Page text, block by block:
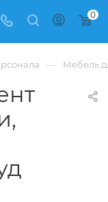
0
— Мебель